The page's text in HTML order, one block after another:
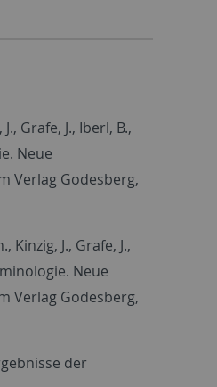
Grafe, J., Iberl, B.,
Neue
Verlag Godesberg,
Kinzig, J., Grafe, J.,
Neue
Verlag Godesberg,
der